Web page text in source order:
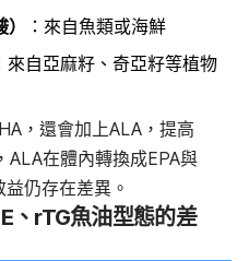
：來自魚類或海鮮
來自亞麻籽、奇亞籽等植物
，還會加上ALA，提高
在體內轉換成EPA與
仍存在差異。
、rTG魚油型態的差